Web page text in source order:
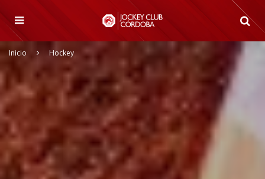
Inicio Hockey